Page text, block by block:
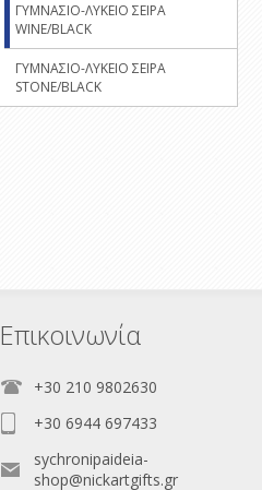
ΓΥΜΝΑΣΙΟ-ΛΥΚΕΙΟ ΣΕΙΡΑ
WINE/BLACK
ΓΥΜΝΑΣΙΟ-ΛΥΚΕΙΟ ΣΕΙΡΑ
STONE/BLACK
Επικοινωνία
+30 210 9802630
+30 6944 697433
sychronipaideia-
shop@nickartgifts.gr